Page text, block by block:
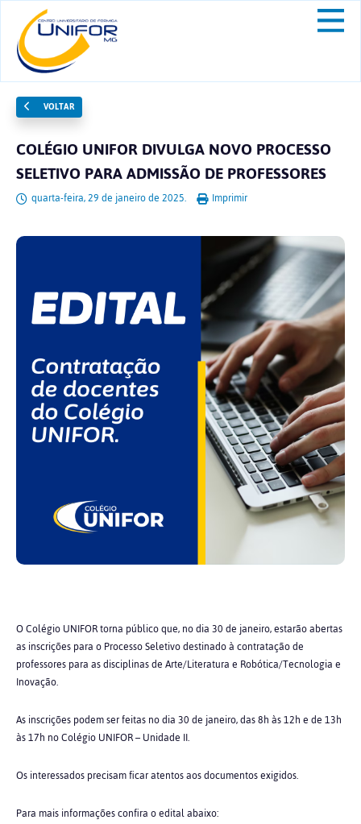
VOLTAR
COLÉGIO UNIFOR DIVULGA NOVO PROCESSO
SELETIVO PARA ADMISSÃO DE PROFESSORES
quarta-feira, 29 de janeiro de 2025. Imprimir
O Colégio UNIFOR torna público que, no dia 30 de janeiro, estarão abertas
as inscrições para o Processo Seletivo destinado à contratação de
professores para as disciplinas de Arte/Literatura e Robótica/Tecnologia e
Inovação.
As inscrições podem ser feitas no dia 30 de janeiro, das 8h às 12h e de 13h
às 17h no Colégio UNIFOR – Unidade II.
Os interessados precisam ficar atentos aos documentos exigidos.
Para mais informações confira o edital abaixo: